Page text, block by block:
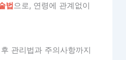
법으로, 연령에 관계없이
관리법과 주의사항까지